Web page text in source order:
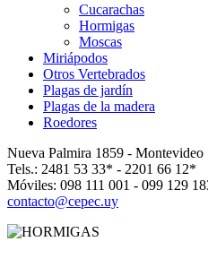
Cucarachas
Hormigas
Moscas
Miriápodos
Otros Vertebrados
Plagas de jardín
Plagas de la madera
Roedores
Nueva Palmira 1859 - Montevideo
Tels.: 2481 53 33* - 2201 66 12*
Móviles: 098 111 001 - 099 129
contacto@cepec.uy